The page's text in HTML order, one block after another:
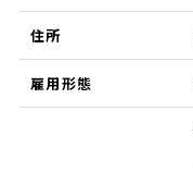
住所
雇用形態